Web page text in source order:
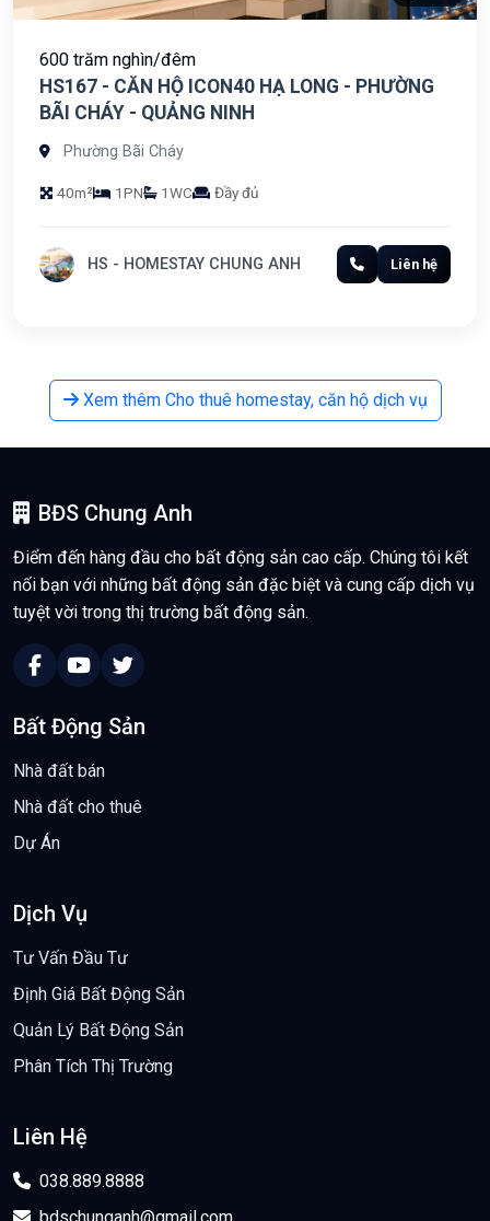
600 trăm nghìn/đêm
HS167 - CĂN HỘ ICON40 HẠ LONG - PHƯỜNG
BÃI CHÁY - QUẢNG NINH
Phường Bãi Cháy
40m² 1PN 1WC Đầy đủ
HS - HOMESTAY CHUNG ANH Liên hệ
Xem thêm Cho thuê homestay, căn hộ dịch vụ
BĐS Chung Anh
Điểm đến hàng đầu cho bất động sản cao cấp. Chúng tôi kết
nối bạn với những bất động sản đặc biệt và cung cấp dịch vụ
tuyệt vời trong thị trường bất động sản.
Bất Động Sản
Nhà đất bán
Nhà đất cho thuê
Dự Án
Dịch Vụ
Tư Vấn Đầu Tư
Định Giá Bất Động Sản
Quản Lý Bất Động Sản
Phân Tích Thị Trường
Liên Hệ
038.889.8888